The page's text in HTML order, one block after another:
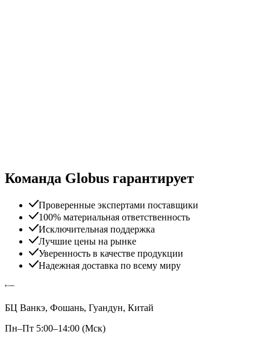
Команда Globus гарантирует
Проверенные экспертами поставщики
100% материальная ответственность
Исключительная поддержка
Лучшие цены на рынке
Уверенность в качестве продукции
Надежная доставка по всему миру
БЦ Ванкэ, Фошань, Гуандун, Китай
Пн–Пт 5:00–14:00 (Мск)